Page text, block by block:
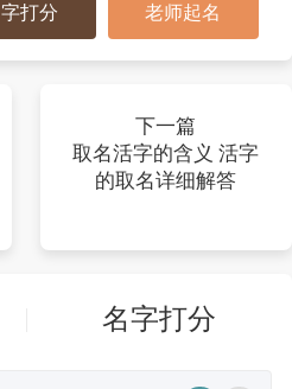
打分 老师起名
下一篇
取名活字的含义 活字
的取名详细解答
名字打分